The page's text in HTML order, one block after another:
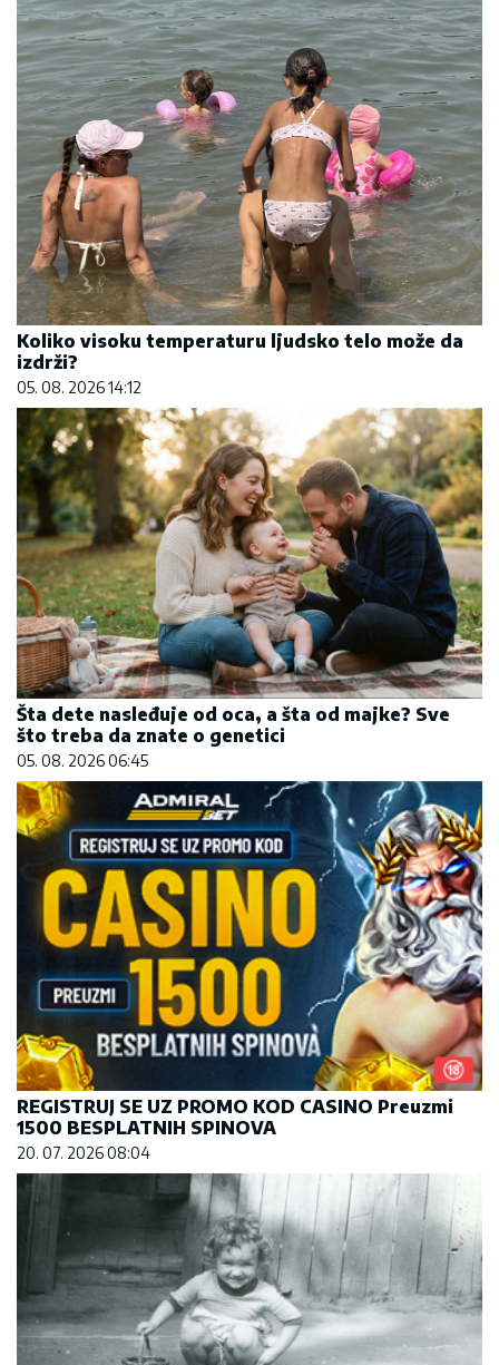
Koliko visoku temperaturu ljudsko telo može da
izdrži?
05. 08. 2026 14:12
Šta dete nasleđuje od oca, a šta od majke? Sve
što treba da znate o genetici
05. 08. 2026 06:45
REGISTRUJ SE UZ PROMO KOD CASINO Preuzmi
1500 BESPLATNIH SPINOVA
20. 07. 2026 08:04